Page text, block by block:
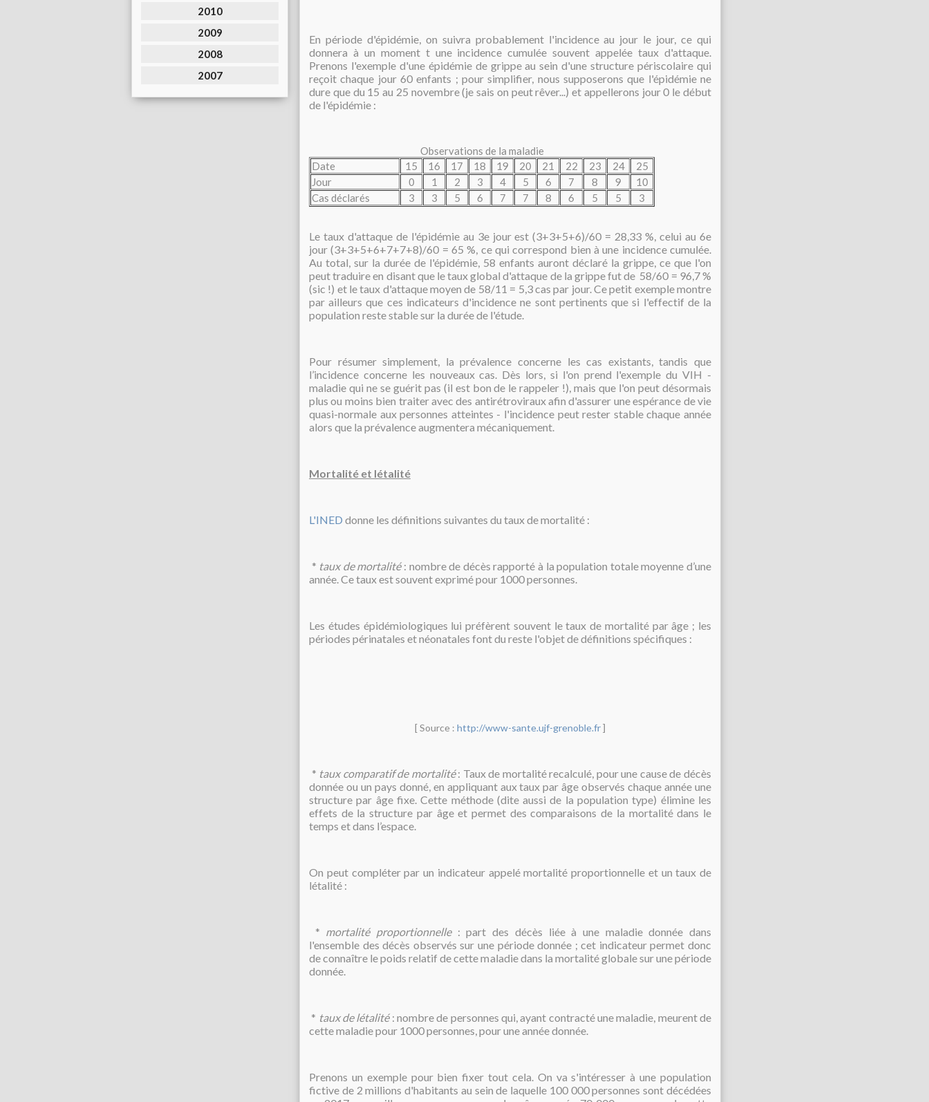
2010
2009
2008
2007
En période d'épidémie, on suivra probablement l'incidence au jour le jour, ce qui
donnera à un moment t une incidence cumulée souvent appelée taux d'attaque.
Prenons l'exemple d'une épidémie de grippe au sein d'une structure périscolaire qui
reçoit chaque jour 60 enfants ; pour simplifier, nous supposerons que l'épidémie ne
dure que du 15 au 25 novembre (je sais on peut rêver...) et appellerons jour 0 le début
de l'épidémie :
Observations de la maladie
Date
15 16 17 18 19 20 21 22 23 24
25
Jour
0 1 2 3 4 5 6 7 8 9
10
Cas déclarés
3 3 5 6 7 7 8 6 5 5 3
Le taux d'attaque de l'épidémie au 3e jour est (3+3+5+6)/60 = 28,33 %, celui au 6e
jour (3+3+5+6+7+7+8)/60 = 65 %, ce qui correspond bien à une incidence cumulée.
Au total, sur la durée de l'épidémie, 58 enfants auront déclaré la grippe, ce que l'on
peut traduire en disant que le taux global d'attaque de la grippe fut de 58/60 = 96,7 %
(sic !) et le taux d'attaque moyen de 58/11 = 5,3 cas par jour. Ce petit exemple montre
par ailleurs que ces indicateurs d'incidence ne sont pertinents que si l'effectif de la
population reste stable sur la durée de l'étude.
Pour résumer simplement, la prévalence concerne les cas existants, tandis que
l’incidence concerne les nouveaux cas. Dès lors, si l'on prend l'exemple du VIH -
maladie qui ne se guérit pas (il est bon de le rappeler !), mais que l'on peut désormais
plus ou moins bien traiter avec des antirétroviraux afin d'assurer une espérance de vie
quasi-normale aux personnes atteintes - l'incidence peut rester stable chaque année
alors que la prévalence augmentera mécaniquement.
Mortalité et létalité
L'INED donne les définitions suivantes du taux de mortalité :
* taux de mortalité: nombre de décès rapporté à la population totale moyenne d’une
année. Ce taux est souvent exprimé pour 1000 personnes.
Les études épidémiologiques lui préfèrent souvent le taux de mortalité par âge ; les
périodes périnatales et néonatales font du reste l'objet de définitions spécifiques :
[ Source : http://www-sante.ujf-grenoble.fr]
* taux comparatif de mortalité: Taux de mortalité recalculé, pour une cause de décès
donnée ou un pays donné, en appliquant aux taux par âge observés chaque année une
structure par âge fixe. Cette méthode (dite aussi de la population type) élimine les
effets de la structure par âge et permet des comparaisons de la mortalité dans le
temps et dans l’espace.
On peut compléter par un indicateur appelé mortalité proportionnelle et un taux de
létalité :
* mortalité proportionnelle: part des décès liée à une maladie donnée dans
l'ensemble des décès observés sur une période donnée ; cet indicateur permet donc
de connaître le poids relatif de cette maladie dans la mortalité globale sur une période
donnée.
* taux de létalité: nombre de personnes qui, ayant contracté une maladie, meurent de
cette maladie pour 1000 personnes, pour une année donnée.
Prenons un exemple pour bien fixer tout cela. On va s'intéresser à une population
fictive de 2 millions d'habitants au sein de laquelle 100 000 personnes sont décédées